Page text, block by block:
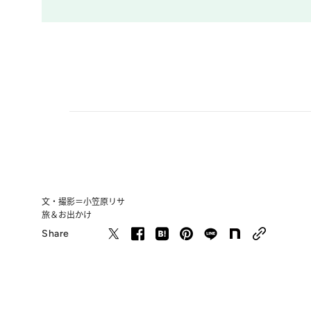
文・撮影＝小笠原リサ
旅＆お出かけ
Share